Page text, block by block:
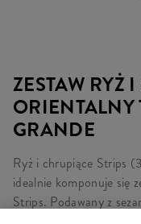
ZESTAW RYŻ I
ORIENTALNY
GRANDE
Ryż i chrupiące Strips
idealnie komponuje się
Strips. Podawany z